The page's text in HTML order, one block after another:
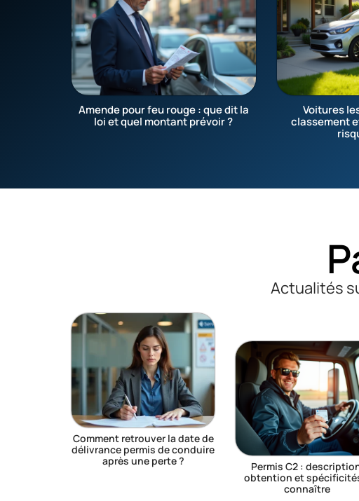
Amende pour feu rouge : que dit la
loi et quel montant prévoir ?
Voitures
classement
Actualités
Comment retrouver la date de
délivrance permis de conduire
après une perte ?
Permis C2 :
obtention et
connaître